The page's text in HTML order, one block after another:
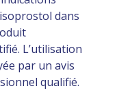
dans
L’utilisation
par un avis
qualifié.